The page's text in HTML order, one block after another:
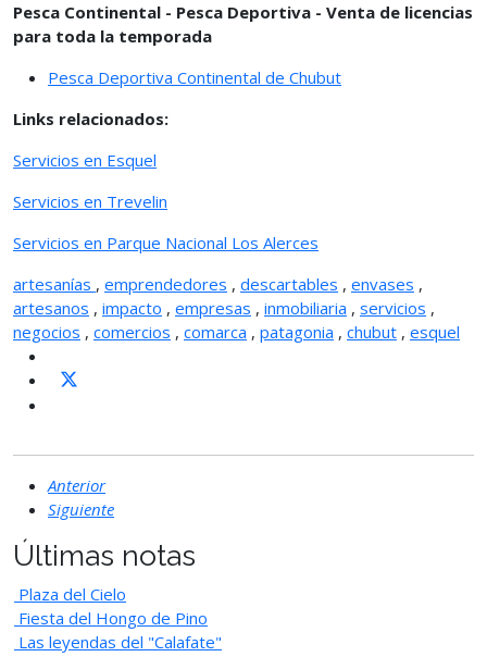
Pesca Continental - Pesca Deportiva - Venta de licencias
para toda la temporada
Pesca Deportiva Continental de Chubut
Links relacionados:
Servicios en Esquel
Servicios en Trevelin
Servicios en Parque Nacional Los Alerces
artesanías , emprendedores , descartables , envases ,
artesanos , impacto , empresas , inmobiliaria , servicios ,
negocios , comercios , comarca , patagonia , chubut , esquel
Anterior
Siguiente
Últimas notas
Plaza del Cielo
Fiesta del Hongo de Pino
Las leyendas del "Calafate"